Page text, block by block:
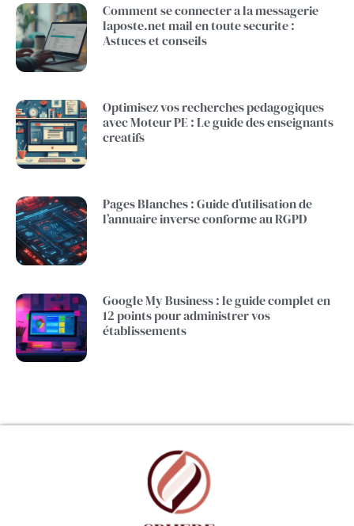
Comment se connecter a la messagerie
laposte.net mail en toute securite :
Astuces et conseils
Optimisez vos recherches pedagogiques
avec Moteur PE : Le guide des enseignants
creatifs
Pages Blanches : Guide d’utilisation de
l’annuaire inverse conforme au RGPD
Google My Business : le guide complet en
12 points pour administrer vos
établissements